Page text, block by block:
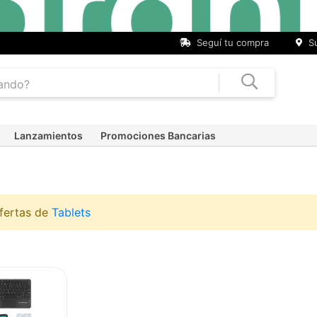
Seguí tu compra
Lanzamientos Promociones Bancarias
de Tablets